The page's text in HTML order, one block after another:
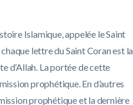
Islamique, appelée le Saint
lettre du Saint Coran est la
d’Allah. La portée de cette
prophétique. En d’autres
prophétique et la dernière